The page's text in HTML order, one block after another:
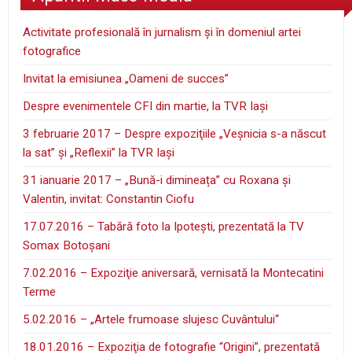
Activitate profesională în jurnalism şi în domeniul artei
fotografice
Invitat la emisiunea „Oameni de succes”
Despre evenimentele CFI din martie, la TVR Iaşi
3 februarie 2017 – Despre expoziţiile „Veşnicia s-a născut
la sat” şi „Reflexii” la TVR Iaşi
31 ianuarie 2017 – „Bună-i dimineața” cu Roxana și
Valentin, invitat: Constantin Ciofu
17.07.2016 – Tabără foto la Ipoteşti, prezentată la TV
Somax Botoşani
7.02.2016 – Expoziţie aniversară, vernisată la Montecatini
Terme
5.02.2016 – „Artele frumoase slujesc Cuvântului“
18.01.2016 – Expoziţia de fotografie “Origini”, prezentată